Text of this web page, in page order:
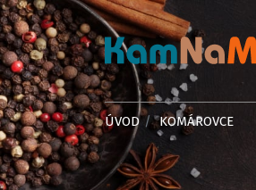
ÚVOD KOMÁROVCE